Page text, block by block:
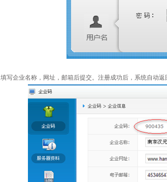
填写企业名称，网址，邮箱后提交。注册成功后，系统自动返